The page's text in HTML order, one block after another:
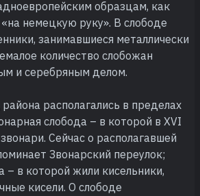
образцам, как
немецкую руку». В слободе
занимавшиеся металлически
количество слобожан
и серебряным делом.
располагались в пределах
слобода – в которой в XVI
Сейчас о располагавшей
Звонарский переулок;
– в которой жили кисельники,
кисели. О слободе